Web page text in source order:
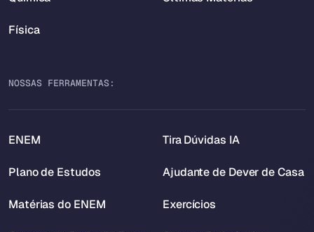
Física
NOSSAS FERRAMENTAS:
ENEM
Plano de Estudos
Matérias do ENEM
Tira Dúvidas IA
Ajudante de Dever de Casa
Exercícios